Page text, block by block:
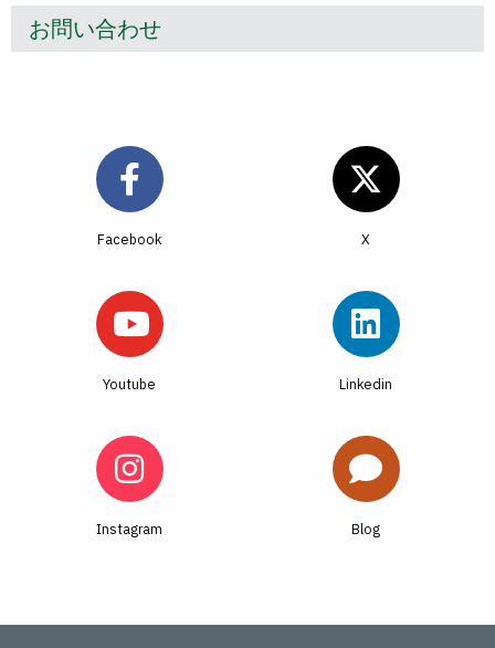
お問い合わせ
Facebook
Youtube Linkedin
Instagram Blog